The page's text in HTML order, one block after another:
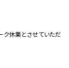
ク休業とさせていただ